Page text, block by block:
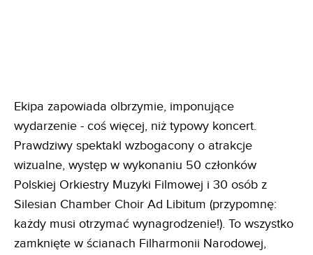
Ekipa zapowiada olbrzymie, imponujące
wydarzenie - coś więcej, niż typowy koncert.
Prawdziwy spektakl wzbogacony o atrakcje
wizualne, występ w wykonaniu 50 członków
Polskiej Orkiestry Muzyki Filmowej i 30 osób z
Silesian Chamber Choir Ad Libitum (przypomnę:
każdy musi otrzymać wynagrodzenie!). To wszystko
zamknięte w ścianach Filharmonii Narodowej,